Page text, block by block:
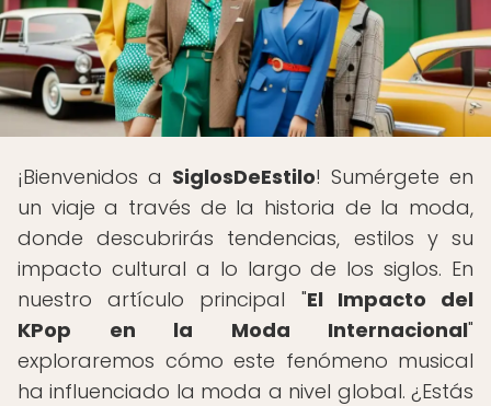
¡Bienvenidos a SiglosDeEstilo! Sumérgete en
un viaje a través de la historia de la moda,
donde descubrirás tendencias, estilos y su
impacto cultural a lo largo de los siglos. En
nuestro artículo principal "El Impacto del
KPop en la Moda Internacional"
exploraremos cómo este fenómeno musical
ha influenciado la moda a nivel global. ¿Estás